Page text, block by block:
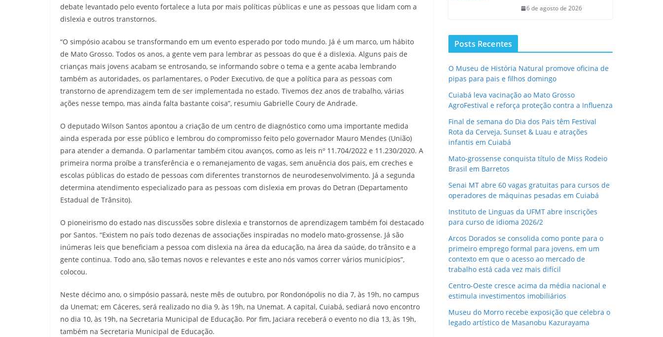
debate levantado pelo evento fortalece a luta por mais políticas públicas e une as pessoas que lidam com a
dislexia e outros transtornos.
“O simpósio acabou se transformando em um evento esperado por todo mundo. Já é um marco, um hábito
de Mato Grosso. Todos os anos, a gente vem para lembrar as pessoas do que é a dislexia. Alguns pais de
crianças mais jovens acabam se entrosando, se informando sobre o tema e a gente acaba lembrando
também as autoridades, os parlamentares, o Poder Executivo, de que a política para as pessoas com
transtorno de aprendizagem tem de ser implementada no estado. Tivemos dez anos de trabalho, várias
ações nesse tempo, mas ainda falta bastante coisa”, resumiu Gabrielle Coury de Andrade.
O deputado Wilson Santos apontou a criação de um centro de diagnóstico como uma importante medida
ainda esperada por esse público e lembrou do compromisso feito pelo governador Mauro Mendes (União)
para atender a demanda. O parlamentar também citou avanços, como as leis nº 11.704/2022 e 11.230/2020. A
primeira norma proíbe a transferência e o remanejamento de vagas, sem anuência dos pais, em creches e
escolas públicas do estado de pessoas com diferentes transtornos de neurodesenvolvimento. Já a segunda
determina atendimento especializado para as pessoas com dislexia em provas do Detran (Departamento
Estadual de Trânsito).
O pioneirismo do estado nas discussões sobre dislexia e transtornos de aprendizagem também foi destacado
por Santos. “Existem no país todo dezenas de associações inspiradas no modelo mato-grossense. Já são
inúmeras leis que beneficiam a pessoa com dislexia na área da educação, na área da saúde, do trânsito e a
gente continua. Todo ano, são temas novos e relevantes e este ano nós vamos correr vários municípios”,
colocou.
Neste décimo ano, o simpósio passará, neste mês de outubro, por Rondonópolis no dia 7, às 19h, no campus
da Unemat; em Cáceres, será realizado no dia 9, às 19h, na Unemat. A capital, Cuiabá, sediará novo encontro
no dia 10, às 19h, na Secretaria Municipal de Educação. Por fim, Jaciara receberá o evento no dia 13, às 19h,
também na Secretaria Municipal de Educação.
6 de agosto de 2026
Posts Recentes
O Museu de História Natural promove oficina de
pipas para pais e filhos domingo
Cuiabá leva vacinação ao Mato Grosso
AgroFestival e reforça proteção contra a Influenza
Final de semana do Dia dos Pais têm Festival
Rota da Cerveja, Sunset & Luau e atrações
infantis em Cuiabá
Mato-grossense conquista título de Miss Rodeio
Brasil em Barretos
Senai MT abre 60 vagas gratuitas para cursos de
operadores de máquinas pesadas em Cuiabá
Instituto de Linguas da UFMT abre inscrições
para curso de idioma 2026/2
Arcos Dorados se consolida como ponte para o
primeiro emprego formal para jovens, em um
contexto em que o acesso ao mercado de
trabalho está cada vez mais difícil
Centro-Oeste cresce acima da média nacional e
estimula investimentos imobiliários
Museu do Morro recebe exposição que celebra o
legado artístico de Masanobu Kazurayama